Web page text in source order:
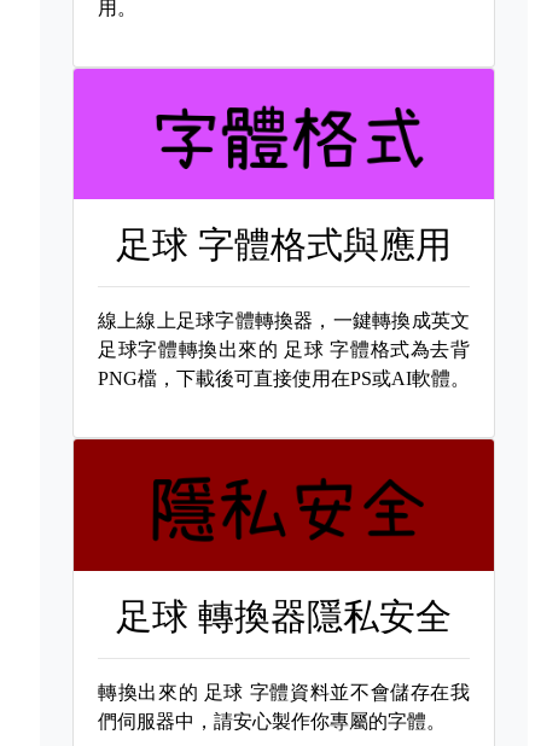
用。
足球 字體格式與應用
線上線上足球字體轉換器，一鍵轉換成英文
足球字體轉換出來的 足球 字體格式為去背
PNG檔，下載後可直接使用在PS或AI軟體。
足球 轉換器隱私安全
轉換出來的 足球 字體資料並不會儲存在我
們伺服器中，請安心製作你專屬的字體。